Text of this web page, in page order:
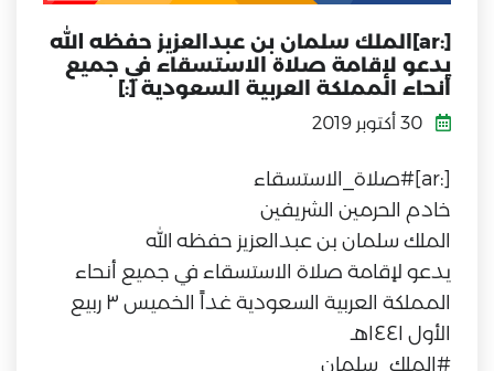
[:ar]الملك سلمان بن عبدالعزيز حفظه الله
يدعو لإقامة صلاة الاستسقاء في جميع
أنحاء المملكة العربية السعودية [:]
[:ar]#صلاة_الاستسقاء
خادم الحرمين الشريفين
الملك سلمان بن عبدالعزيز حفظه الله
يدعو لإقامة صلاة الاستسقاء في جميع أنحاء
المملكة العربية السعودية غداً الخميس ٣ ربيع
الأول ١٤٤١هـ
#الملك_سلمان